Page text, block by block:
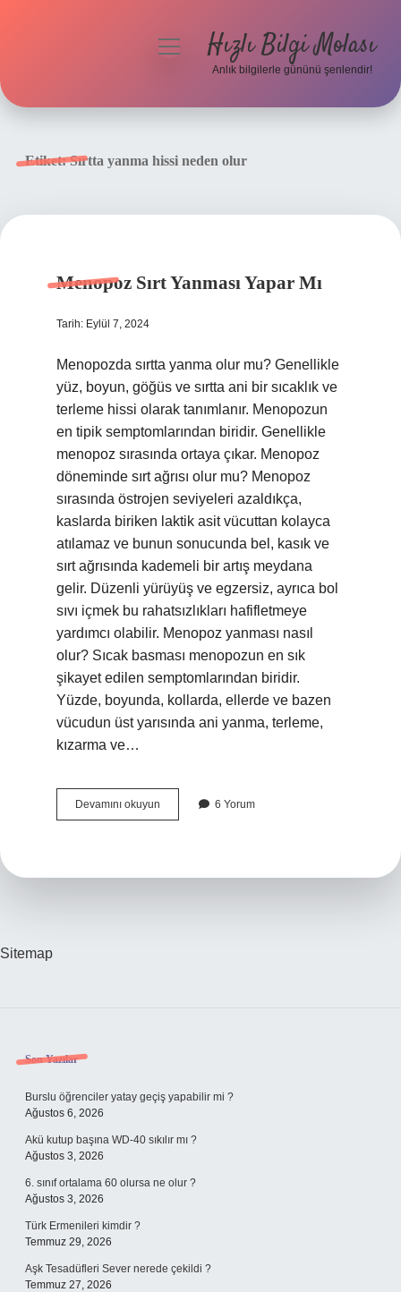
menüyüHızlı Bilgi Molası
Anlık bilgilerle gününü şenlendir!
Etiket:Sırtta yanma hissi neden olur
Menopoz Sırt Yanması Yapar Mı
Tarih: Eylül 7, 2024
Menopozda sırtta yanma olur mu? Genellikle
yüz, boyun, göğüs ve sırtta ani bir sıcaklık ve
terleme hissi olarak tanımlanır. Menopozun
en tipik semptomlarından biridir. Genellikle
menopoz sırasında ortaya çıkar. Menopoz
döneminde sırt ağrısı olur mu? Menopoz
sırasında östrojen seviyeleri azaldıkça,
kaslarda biriken laktik asit vücuttan kolayca
atılamaz ve bunun sonucunda bel, kasık ve
sırt ağrısında kademeli bir artış meydana
gelir. Düzenli yürüyüş ve egzersiz, ayrıca bol
sıvı içmek bu rahatsızlıkları hafifletmeye
yardımcı olabilir. Menopoz yanması nasıl
olur? Sıcak basması menopozun en sık
şikayet edilen semptomlarından biridir.
Yüzde, boyunda, kollarda, ellerde ve bazen
vücudun üst yarısında ani yanma, terleme,
kızarma ve…
Devamını okuyun Menopoz
Sırt
6 Yorum
Sitemap
Sidebar
Son Yazılar
Burslu öğrenciler yatay geçiş yapabilir mi ?
Ağustos 6, 2026
Akü kutup başına WD-40 sıkılır mı ?
Ağustos 3, 2026
6. sınıf ortalama 60 olursa ne olur ?
Ağustos 3, 2026
Türk Ermenileri kimdir ?
Temmuz 29, 2026
Aşk Tesadüfleri Sever nerede çekildi ?
Temmuz 27, 2026